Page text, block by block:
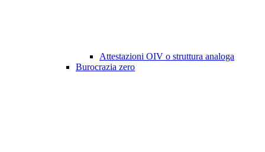
Attestazioni OIV o struttura analoga
Burocrazia zero